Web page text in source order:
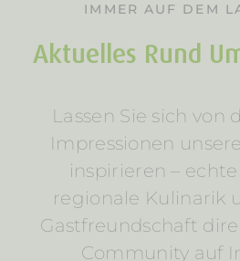
IMMER AUF DEM
Aktuelles Rund
Lassen Sie sich von
Impressionen
inspirieren –
regionale Kulinarik
Gastfreundschaft
Community auf